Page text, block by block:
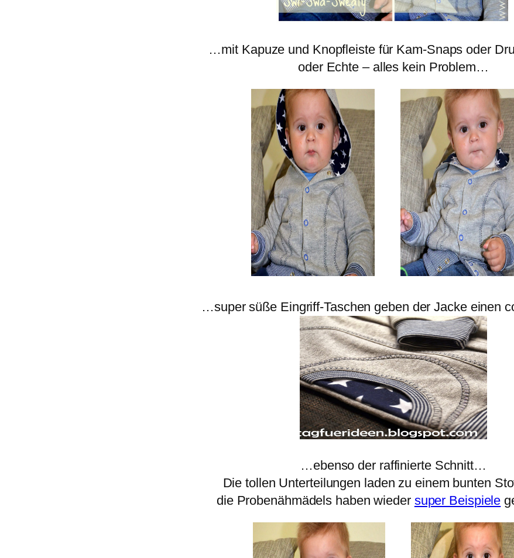
…mit Kapuze und Knopfleiste für Kam-Snaps oder
oder Echte – alles kein Problem…
…super süße Eingriff-Taschen geben der Jacke einen
…ebenso der raffinierte Schnitt…
Die tollen Unterteilungen laden zu einem bunten
die Probenähmädels haben wieder super Beispiele